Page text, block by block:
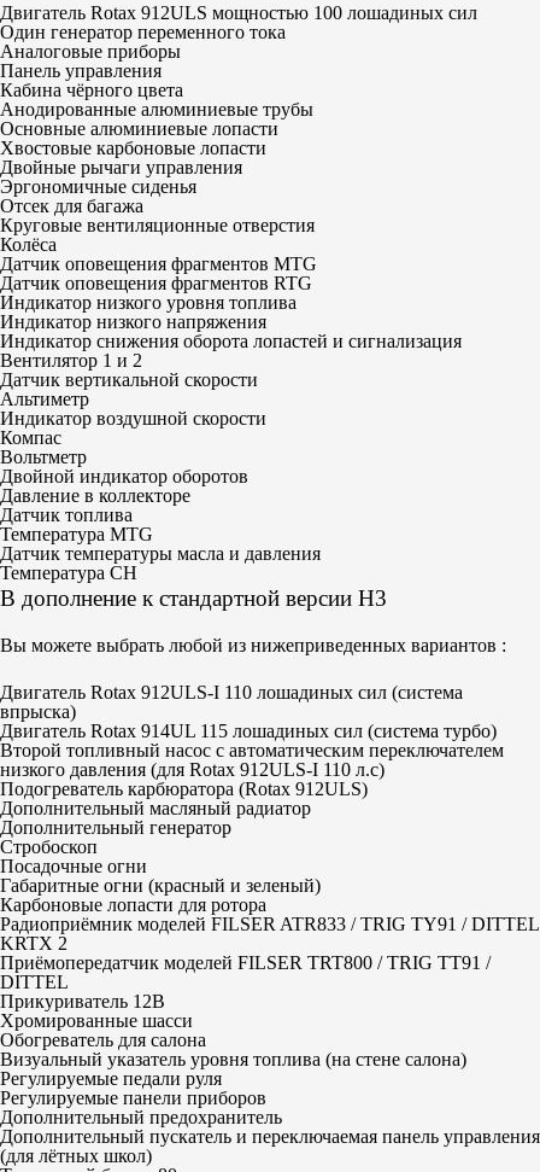
Двигатель Rotax 912ULS мощностью 100 лошадиных сил
Один генератор переменного тока
Аналоговые приборы
Панель управления
Кабина чёрного цвета
Анодированные алюминиевые трубы
Основные алюминиевые лопасти
Хвостовые карбоновые лопасти
Двойные рычаги управления
Эргономичные сиденья
Отсек для багажа
Круговые вентиляционные отверстия
Колёса
Датчик оповещения фрагментов MTG
Датчик оповещения фрагментов RTG
Индикатор низкого уровня топлива
Индикатор низкого напряжения
Индикатор снижения оборота лопастей и сигнализация
Вентилятор 1 и 2
Датчик вертикальной скорости
Альтиметр
Индикатор воздушной скорости
Компас
Вольтметр
Двойной индикатор оборотов
Давление в коллекторе
Датчик топлива
Температура MTG
Датчик температуры масла и давления
Температура CH
В дополнение к стандартной версии H3
Вы можете выбрать любой из нижеприведенных вариантов :
Двигатель Rotax 912ULS-I 110 лошадиных сил (система
впрыска)
Двигатель Rotax 914UL 115 лошадиных сил (система турбо)
Второй топливный насос с автоматическим переключателем
низкого давления (для Rotax 912ULS-I 110 л.с)
Подогреватель карбюратора (Rotax 912ULS)
Дополнительный масляный радиатор
Дополнительный генератор
Стробоскоп
Посадочные огни
Габаритные огни (красный и зеленый)
Карбоновые лопасти для ротора
Радиоприёмник моделей FILSER ATR833 / TRIG TY91 / DITTEL
KRTX 2
Приёмопередатчик моделей FILSER TRT800 / TRIG TT91 /
DITTEL
Прикуриватель 12В
Хромированные шасси
Обогреватель для салона
Визуальный указатель уровня топлива (на стене салона)
Регулируемые педали руля
Регулируемые панели приборов
Дополнительный предохранитель
Дополнительный пускатель и переключаемая панель управления
(для лётных школ)